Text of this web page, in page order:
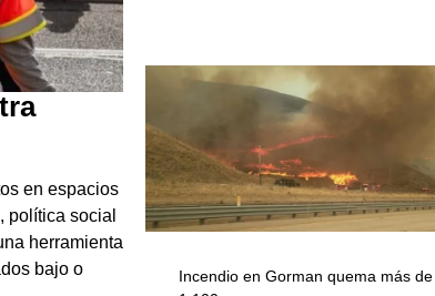
en espacios
política social
herramienta
bajo o
Incendio en Gorman quema más de